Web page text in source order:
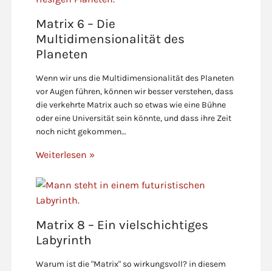
Matrix 6 – Die
Multidimensionalität des
Planeten
Wenn wir uns die Multidimensionalität des Planeten
vor Augen führen, können wir besser verstehen, dass
die verkehrte Matrix auch so etwas wie eine Bühne
oder eine Universität sein könnte, und dass ihre Zeit
noch nicht gekommen…
Weiterlesen »
Matrix 8 – Ein vielschichtiges
Labyrinth
Warum ist die "Matrix" so wirkungsvoll? in diesem